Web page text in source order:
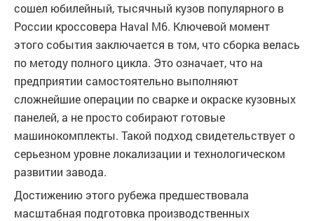
сошел юбилейный, тысячный кузов популярного в
России кроссовера Haval M6. Ключевой момент
этого события заключается в том, что сборка велась
по методу полного цикла. Это означает, что на
предприятии самостоятельно выполняют
сложнейшие операции по сварке и окраске кузовных
панелей, а не просто собирают готовые
машинокомплекты. Такой подход свидетельствует о
серьезном уровне локализации и технологическом
развитии завода.
Достижению этого рубежа предшествовала
масштабная подготовка производственных